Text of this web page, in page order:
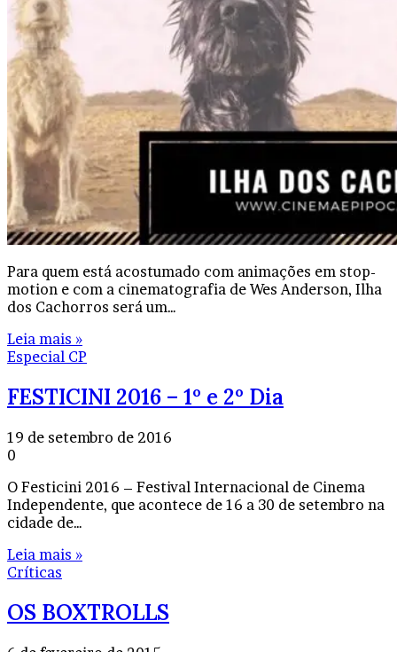
Para quem está acostumado com animações em stop-
motion e com a cinematografia de Wes Anderson, Ilha
dos Cachorros será um…
Leia mais »
Especial CP
FESTICINI 2016 – 1º e 2º Dia
19 de setembro de 2016
0
O Festicini 2016 – Festival Internacional de Cinema
Independente, que acontece de 16 a 30 de setembro na
cidade de…
Leia mais »
Críticas
OS BOXTROLLS